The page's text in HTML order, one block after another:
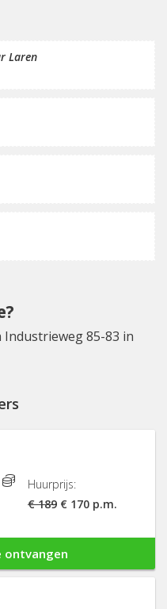
Laren
85-83 in
Huurprijs:
€ 189 € 170 p.m.
ontvangen